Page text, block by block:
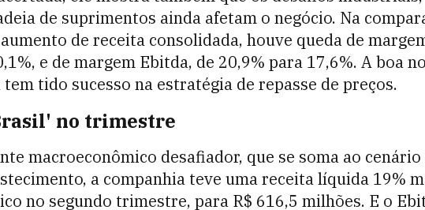
de suprimentos ainda afetam o negócio. Na
de receita consolidada, houve queda de
e de margem Ebitda, de 20,9% para 17,6%. A boa
tido sucesso na estratégia de repasse de preços.
no trimestre
macroeconômico desafiador, que se soma ao
a companhia teve uma receita líquida 19%
no segundo trimestre, para R$ 616,5 milhões. E o